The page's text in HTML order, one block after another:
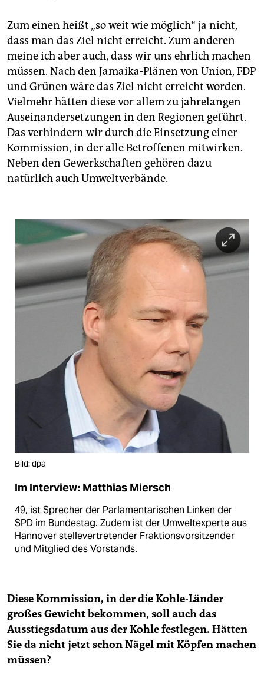
Zum einen heißt „so weit wie möglich“ ja nicht,
dass man das Ziel nicht erreicht. Zum anderen
meine ich aber auch, dass wir uns ehrlich machen
müssen. Nach den Jamaika-Plänen von Union, FDP
und Grünen wäre das Ziel nicht erreicht worden.
Vielmehr hätten diese vor allem zu jahrelangen
Auseinandersetzungen in den Regionen geführt.
Das verhindern wir durch die Einsetzung einer
Kommission, in der alle Betroffenen mitwirken.
Neben den Gewerkschaften gehören dazu
natürlich auch Umweltverbände.
Bild: dpa
Im Interview: Matthias Miersch
49, ist Sprecher der Parlamentarischen Linken der
SPD im Bundestag. Zudem ist der Umweltexperte aus
Hannover stellevertretender Fraktionsvorsitzender
und Mitglied des Vorstands.
Diese Kommission, in der die Kohle-Länder
großes Gewicht bekommen, soll auch das
Ausstiegsdatum aus der Kohle festlegen. Hätten
Sie da nicht jetzt schon Nägel mit Köpfen machen
müssen?